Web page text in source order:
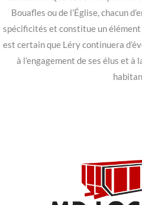
Bouafles ou de l’Église, chacun
spécificités et constitue un
est certain que Léry continuera
à l’engagement de ses élus et